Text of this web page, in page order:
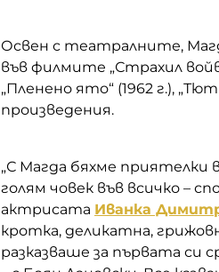
Освен с театралните,
във филмите „Страхил
„Пленено ято“ (1962 г.),
произведения.
„С Магда бяхме приятелки
голям човек във всичко –
актрисата Иванка
кротка, деликатна,
разказваше за първата си